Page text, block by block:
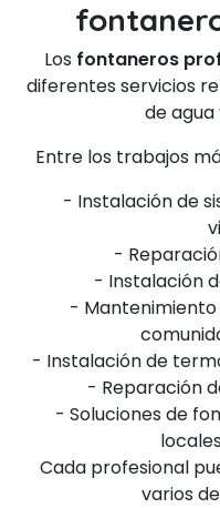
Los fontaneros
diferentes servicios
de
Entre los trabajos
- Instalación de
-
- Instalación
- Mantenimiento
- Instalación de
- Reparación
- Soluciones de
Cada profesional
varios